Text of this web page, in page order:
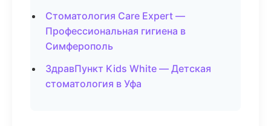
Стоматология Care Expert —
Профессиональная гигиена в
Симферополь
ЗдравПункт Kids White — Детская
стоматология в Уфа